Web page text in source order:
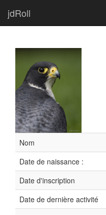
jdRoll
Nom
Date de naissance :
Date d'inscription
Date de dernière activité